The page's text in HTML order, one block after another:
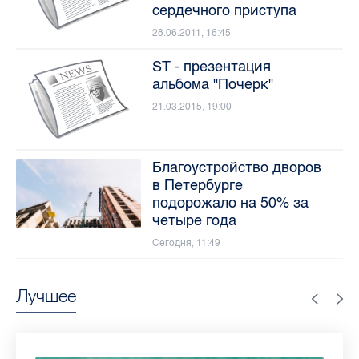
Лучшее
сердечного приступа
28.06.2011, 16:45
ST - презентация
альбома "Почерк"
21.03.2015, 19:00
Благоустройство дворов
в Петербурге
подорожало на 50% за
четыре года
Сегодня, 11:49